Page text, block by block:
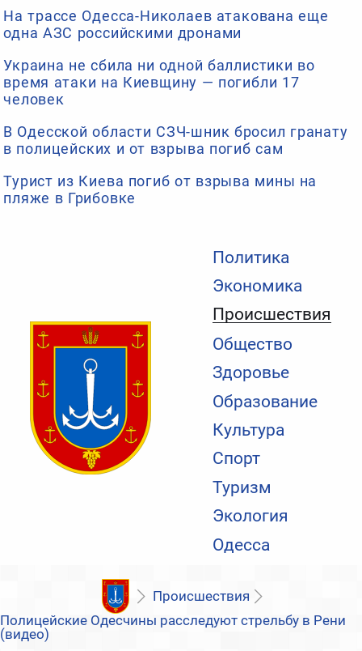
Политика
Экономика
Происшествия
Общество
Здоровье
Образование
Культура
Спорт
Туризм
Экология
Одесса
На трассе Одесса-Николаев атакована еще
одна АЗС российскими дронами
Украина не сбила ни одной баллистики во
время атаки на Киевщину — погибли 17
человек
В Одесской области СЗЧ-шник бросил гранату
в полицейских и от взрыва погиб сам
Турист из Киева погиб от взрыва мины на
пляже в Грибовке
Происшествия
Полицейские Одесчины расследуют стрельбу в Рени
(видео)